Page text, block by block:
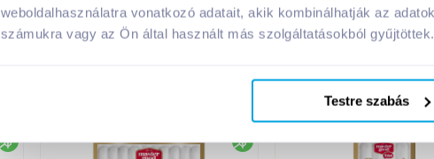
weboldalhasználatra vonatkozó adatait, akik kombinálhatják az
számukra vagy az Ön által használt más szolgáltatásokból gyűjtöttek.
Testre szabás
gluténmentes
gluténmentes